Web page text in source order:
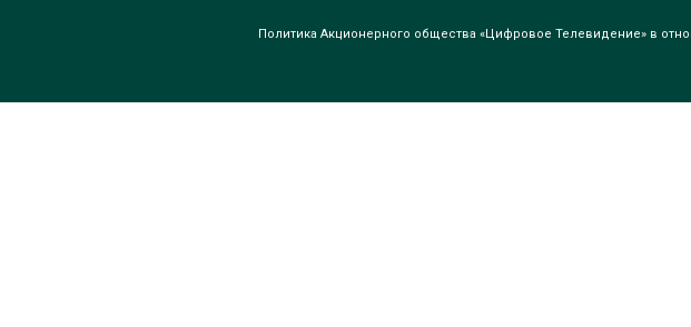
Политика Акционерного общества «Цифровое Телевидение» в